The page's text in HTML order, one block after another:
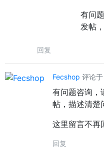
有问
发帖
回复
Fecshop 评论
有问题咨询，
帖，描述清楚
这里留言不再
回复